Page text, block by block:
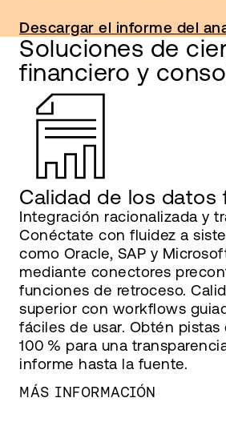
Descargar el informe del
Soluciones de
financiero y
Calidad de los datos
Integración racionalizada y
Conéctate con fluidez a
como Oracle, SAP y
mediante conectores
funciones de retroceso.
superior con workflows
fáciles de usar. Obtén pistas
100 % para una
informe hasta la fuente.
MÁS INFORMACIÓN